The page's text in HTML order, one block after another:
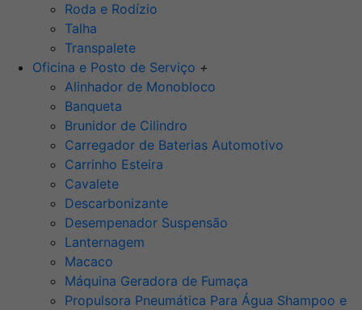
Roda e Rodízio
Talha
Transpalete
Oficina e Posto de Serviço +
Alinhador de Monobloco
Banqueta
Brunidor de Cilindro
Carregador de Baterias Automotivo
Carrinho Esteira
Cavalete
Descarbonizante
Desempenador Suspensão
Lanternagem
Macaco
Máquina Geradora de Fumaça
Propulsora Pneumática Para Água Shampoo e